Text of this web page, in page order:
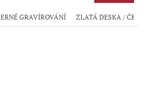
GRAVÍROVÁNÍ ZLATÁ DESKA /